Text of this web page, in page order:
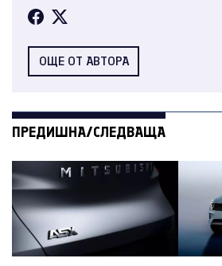
ОЩЕ ОТ АВТОРА
ПРЕДИШНА/СЛЕДВАЩА